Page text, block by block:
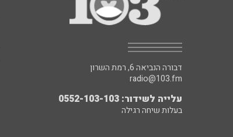
דבורה הנביאה 6, רמת השרון
radio@103.fm
עלייה לשידור: 0552-103-103
בעלות שיחה רגילה